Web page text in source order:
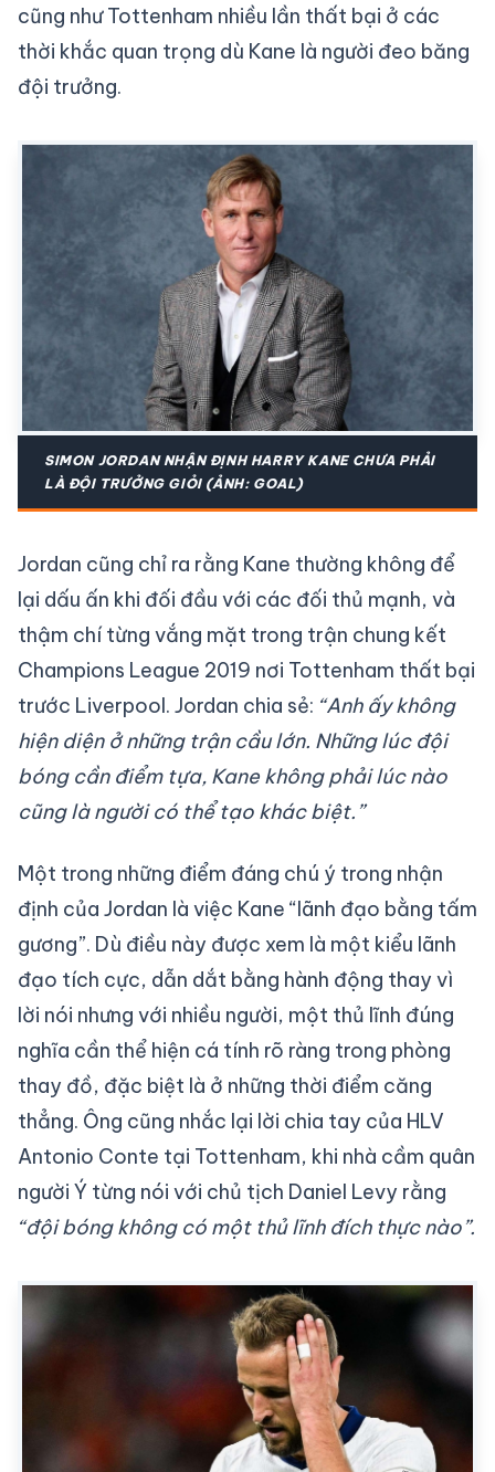
cũng như Tottenham nhiều lần thất bại ở các
thời khắc quan trọng dù Kane là người đeo băng
đội trưởng.
SIMON JORDAN NHẬN ĐỊNH HARRY KANE CHƯA PHẢI
LÀ ĐỘI TRƯỞNG GIỎI (ẢNH: GOAL)
Jordan cũng chỉ ra rằng Kane thường không để
lại dấu ấn khi đối đầu với các đối thủ mạnh, và
thậm chí từng vắng mặt trong trận chung kết
Champions League 2019 nơi Tottenham thất bại
trước Liverpool. Jordan chia sẻ: “Anh ấy không
hiện diện ở những trận cầu lớn. Những lúc đội
bóng cần điểm tựa, Kane không phải lúc nào
cũng là người có thể tạo khác biệt.”
Một trong những điểm đáng chú ý trong nhận
định của Jordan là việc Kane “lãnh đạo bằng tấm
gương”. Dù điều này được xem là một kiểu lãnh
đạo tích cực, dẫn dắt bằng hành động thay vì
lời nói nhưng với nhiều người, một thủ lĩnh đúng
nghĩa cần thể hiện cá tính rõ ràng trong phòng
thay đồ, đặc biệt là ở những thời điểm căng
thẳng. Ông cũng nhắc lại lời chia tay của HLV
Antonio Conte tại Tottenham, khi nhà cầm quân
người Ý từng nói với chủ tịch Daniel Levy rằng
“đội bóng không có một thủ lĩnh đích thực nào”.